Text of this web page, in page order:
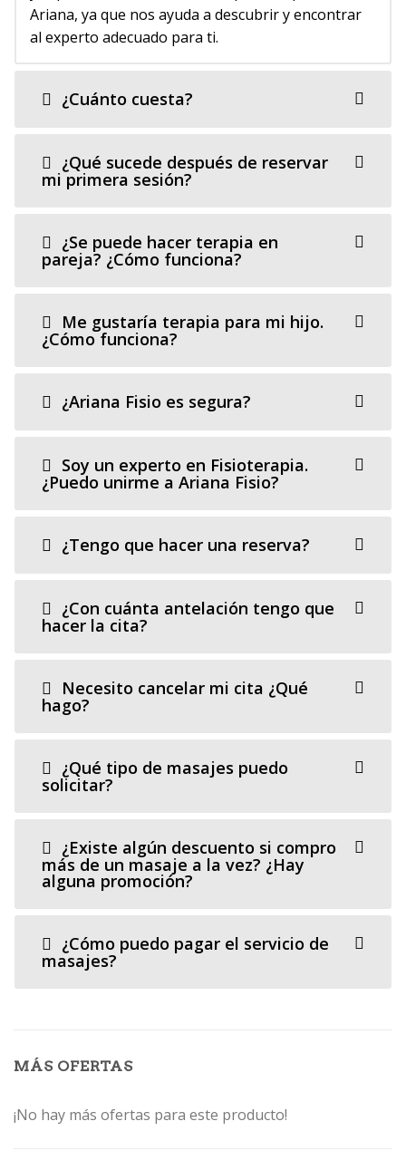
Ariana, ya que nos ayuda a descubrir y encontrar
al experto adecuado para ti.
¿Cuánto cuesta?
¿Qué sucede después de reservar
mi primera sesión?
¿Se puede hacer terapia en
pareja? ¿Cómo funciona?
Me gustaría terapia para mi hijo.
¿Cómo funciona?
¿Ariana Fisio es segura?
Soy un experto en Fisioterapia.
¿Puedo unirme a Ariana Fisio?
¿Tengo que hacer una reserva?
¿Con cuánta antelación tengo que
hacer la cita?
Necesito cancelar mi cita ¿Qué
hago?
¿Qué tipo de masajes puedo
solicitar?
¿Existe algún descuento si compro
más de un masaje a la vez? ¿Hay
alguna promoción?
¿Cómo puedo pagar el servicio de
masajes?
MÁS OFERTAS
¡No hay más ofertas para este producto!